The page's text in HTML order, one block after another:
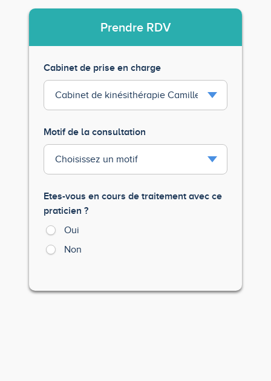
Prendre RDV
Cabinet de prise en charge
Motif de la consultation
Etes-vous en cours de traitement avec ce
praticien ?
Oui
Non